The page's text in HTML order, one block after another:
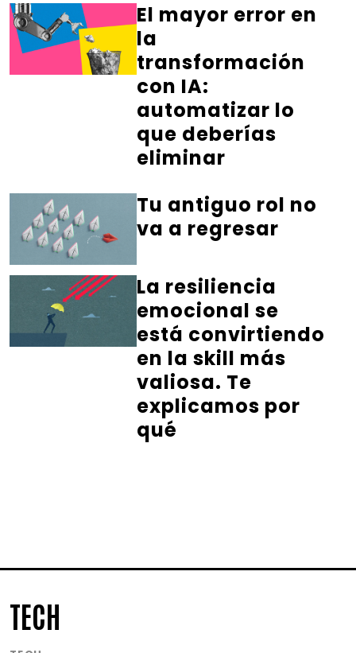
El mayor error en
la
transformación
con IA:
automatizar lo
que deberías
eliminar
Tu antiguo rol no
va a regresar
La resiliencia
emocional se
está convirtiendo
en la skill más
valiosa. Te
explicamos por
qué
TECH